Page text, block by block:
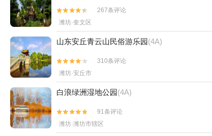


267条评论
潍坊·奎文区
山东安丘青云山民俗游乐园(4A)


310条评论
潍坊·安丘市
白浪绿洲湿地公园(4A)


91条评论
潍坊·潍坊市辖区